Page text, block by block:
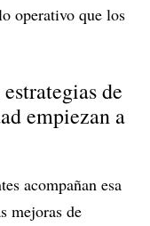
operativo que los
de
empiezan a
acompañan esa
mejoras de